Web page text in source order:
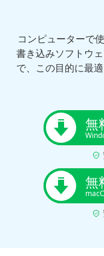
コンピューターで
書き込みソフトウ
で、この目的に最
無
無